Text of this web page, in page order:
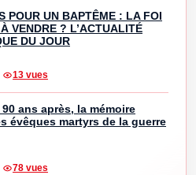
POUR UN BAPTÊME : LA FOI
VENDRE ? L’ACTUALITÉ
DU JOUR
13 vues
ans après, la mémoire
évêques martyrs de la guerre
78 vues